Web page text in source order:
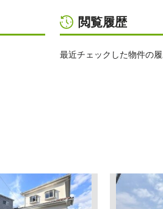
閲覧履歴
最近チェックした物件の履